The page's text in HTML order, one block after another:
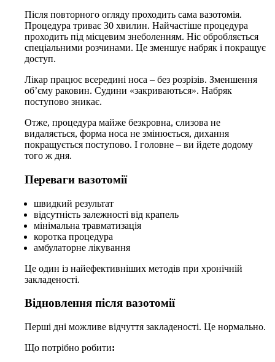
Після повторного огляду проходить сама вазотомія.
Процедура триває 30 хвилин. Найчастіше процедура
проходить під місцевим знеболенням. Ніс обробляється
спеціальними розчинами. Це зменшує набряк і покращує
доступ.
Лікар працює всередині носа – без розрізів. Зменшення
об’єму раковин. Судини «закриваються». Набряк
поступово зникає.
Отже, процедура майже безкровна, слизова не
видаляється, форма носа не змінюється, дихання
покращується поступово. І головне – ви йдете додому
того ж дня.
Переваги вазотомії
швидкий результат
відсутність залежності від крапель
мінімальна травматизація
коротка процедура
амбулаторне лікування
Це один із найефективніших методів при хронічній
закладеності.
Відновлення після вазотомії
Перші дні можливе відчуття закладеності. Це нормально.
Що потрібно робити: